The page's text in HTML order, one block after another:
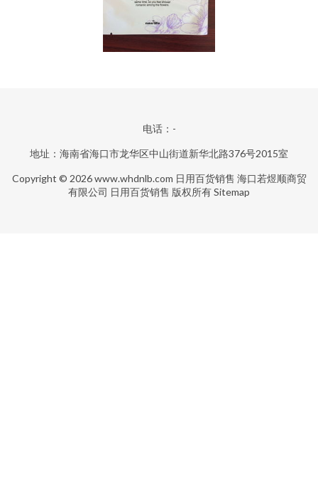
电话：-
地址：海南省海口市龙华区中山街道新华北路376号2015室
Copyright © 2026www.whdnlb.com 日用百货销售 海口若煜顺商贸
有限公司 日用百货销售 版权所有Sitemap